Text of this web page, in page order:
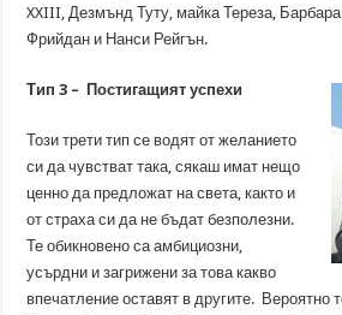
XXIII, Дезмънд Туту, майка Тереза,
Фрийдан и Нанси Рейгън.
Тип 3 – Постигащият успехи
Този трети тип се водят от желанието
си да чувстват така, сякаш имат нещо
ценно да предложат на света, както и
от страха си да не бъдат безполезни.
Те обикновено са амбициозни,
усърдни и загрижени за това какво
впечатление оставят в другите. Вероятно